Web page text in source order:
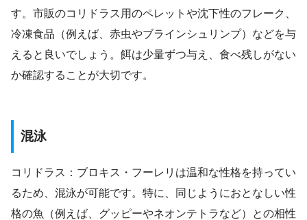
す。市販のコリドラス用のペレットや沈下性のフレーク、
冷凍食品（例えば、赤虫やブラインシュリンプ）などを与
えると良いでしょう。餌は少量ずつ与え、食べ残しがない
か確認することが大切です。
混泳
コリドラス：ブロキス・フーレリは温和な性格を持ってい
るため、混泳が可能です。特に、同じようにおとなしい性
格の魚（例えば、グッピーやネオンテトラなど）との相性